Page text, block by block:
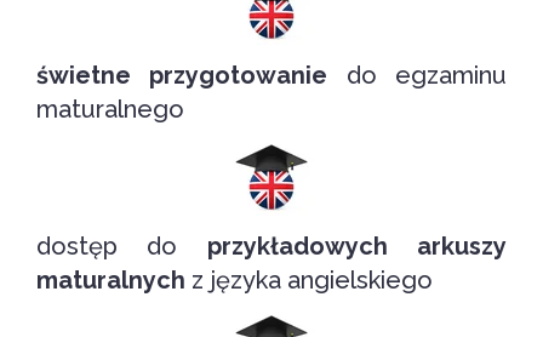
świetne przygotowanie do egzaminu
maturalnego
dostęp do przykładowych arkuszy
maturalnych z języka angielskiego